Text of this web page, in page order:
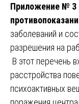
Приложение № 3
заболеваний и
разрешения на
В этот перечень
расстройства
психоактивных